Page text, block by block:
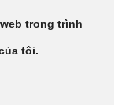
trong trình
tôi.